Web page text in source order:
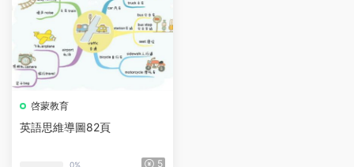
啓蒙教育
英語思維導圖82頁
0% 5